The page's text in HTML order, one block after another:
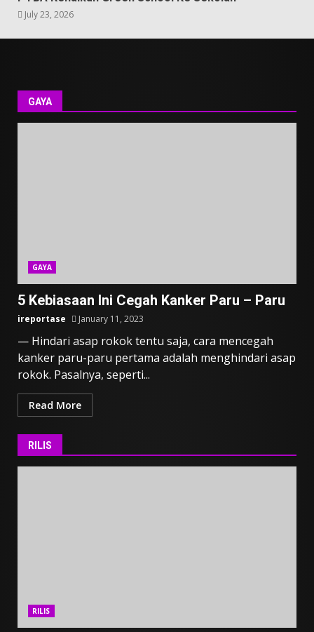
July 23, 2026
GAYA
GAYA
5 Kebiasaan Ini Cegah Kanker Paru – Paru
ireportase January 11, 2023
— Hindari asap rokok tentu saja, cara mencegah
kanker paru-paru pertama adalah menghindari asap
rokok. Pasalnya, seperti...
Read More
RILIS
RILIS